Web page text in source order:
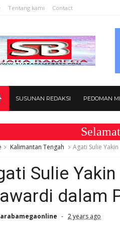
Tentang kami Contact
SUSUNAN REDAKSI PEDOMAN
Selamat
Kalimantan Tengah Agati Sulie
Sulie
dalam
2 years ago